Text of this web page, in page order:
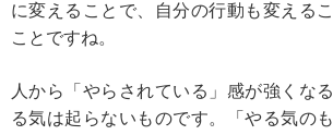
に変えることで、自分の行動も変える
ことですね。
人から「やらされている」感が強くな
る気は起らないものです。「やる気の